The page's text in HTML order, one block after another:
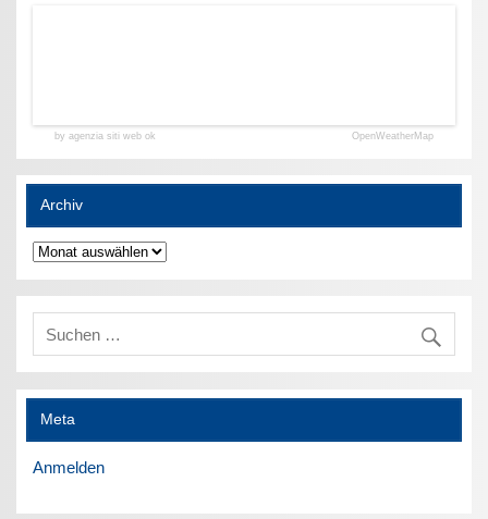
by agenzia siti web ok OpenWeatherMap
Archiv
Archiv
Meta
Anmelden